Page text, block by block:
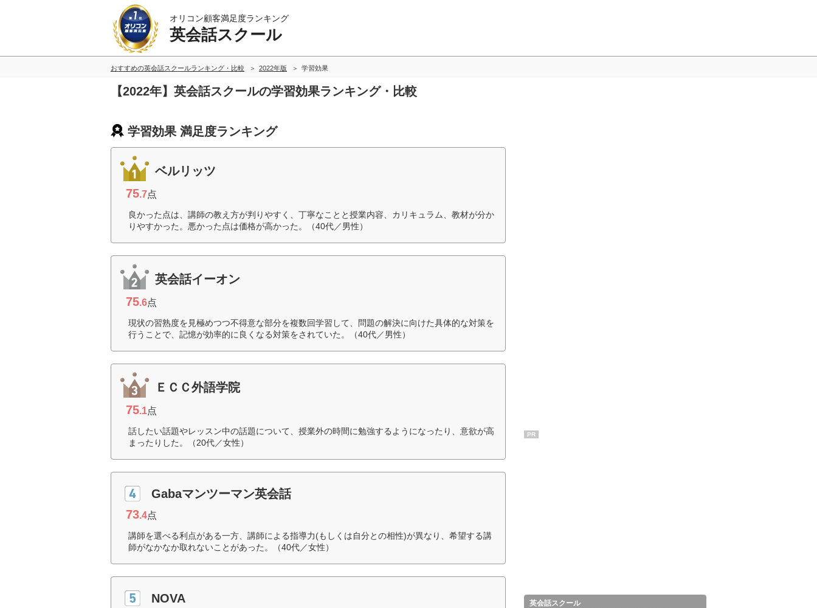
オリコン顧客満足度ランキング
英会話スクール
おすすめの英会話スクールランキング・比較 2022年版 学習効果
【2022年】英会話スクールの学習効果ランキング・比較
学習効果 満足度ランキング
ベルリッツ
75.7点
良かった点は、講師の教え方が判りやすく、丁寧なことと授業内容、カリキュラム、教材が分か
りやすかった。悪かった点は価格が高かった。（40代／男性）
英会話イーオン
75.6点
現状の習熟度を見極めつつ不得意な部分を複数回学習して、問題の解決に向けた具体的な対策を
行うことで、記憶が効率的に良くなる対策をされていた。（40代／男性）
ＥＣＣ外語学院
75.1点
話したい話題やレッスン中の話題について、授業外の時間に勉強するようになったり、意欲が高
まったりした。（20代／女性）
Gabaマンツーマン英会話
73.4点
講師を選べる利点がある一方、講師による指導力(もしくは自分との相性)が異なり、希望する講
師がなかなか取れないことがあった。（40代／女性）
NOVA
PR
英会話スクール